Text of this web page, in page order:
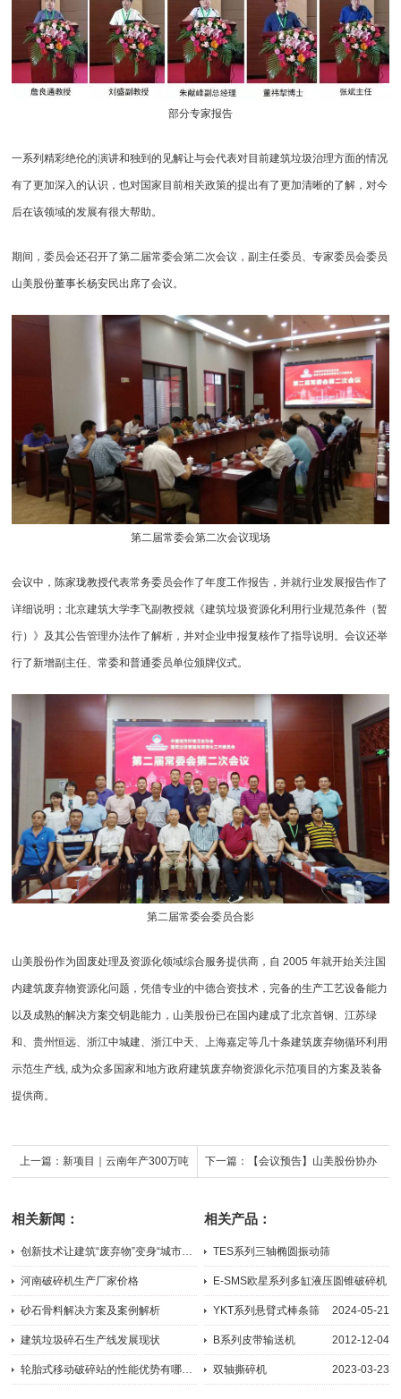
部分专家报告
一系列精彩绝伦的演讲和独到的见解让与会代表对目前建筑垃圾治理方面的情况
有了更加深入的认识，也对国家目前相关政策的提出有了更加清晰的了解，对今
后在该领域的发展有很大帮助。
期间，委员会还召开了第二届常委会第二次会议，副主任委员、专家委员会委员
山美股份董事长杨安民出席了会议。
第二届常委会第二次会议现场
会议中，陈家珑教授代表常务委员会作了年度工作报告，并就行业发展报告作了
详细说明；北京建筑大学李飞副教授就《建筑垃圾资源化利用行业规范条件（暂
行）》及其公告管理办法作了解析，并对企业申报复核作了指导说明。会议还举
行了新增副主任、常委和普通委员单位颁牌仪式。
第二届常委会委员合影
山美股份作为固废处理及资源化领域综合服务提供商，自 2005 年就开始关注国
内建筑废弃物资源化问题，凭借专业的中德合资技术，完备的生产工艺设备能力
以及成熟的解决方案交钥匙能力，山美股份已在国内建成了北京首钢、江苏绿
和、贵州恒远、浙江中城建、浙江中天、上海嘉定等几十条建筑废弃物循环利用
示范生产线, 成为众多国家和地方政府建筑废弃物资源化示范项目的方案及装备
提供商。
上一篇： 新项目｜云南年产300万吨
调试
下一篇： 【会议预告】山美股份协办
将于7月6-9日在南昌召开
相关新闻：
创新技术让建筑“废弃物”变身“城市矿产”，循环经济产业链加速...
河南破碎机生产厂家价格
2019-10-09
砂石骨料解决方案及案例解析
2015-10-29
建筑垃圾碎石生产线发展现状
2023-05-24
轮胎式移动破碎站的性能优势有哪些？
相关产品：
TES系列三轴椭圆振动筛
2023-11-10
E-SMS欧星系列多缸液压圆锥破碎机
2026-07-22
YKT系列悬臂式棒条筛 2024-05-21
B系列皮带输送机 2012-12-04
双轴撕碎机 2023-03-23